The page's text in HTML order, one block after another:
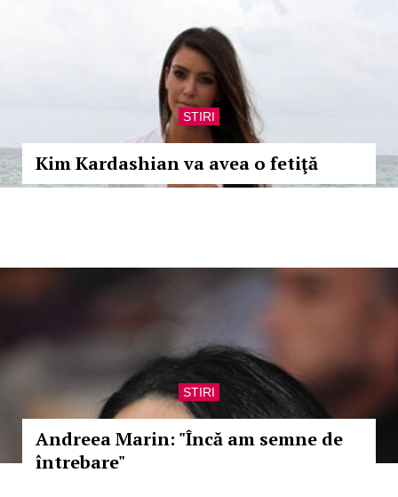
STIRI
Kim Kardashian va avea o fetiţă
STIRI
Andreea Marin: "Încă am semne de
întrebare"